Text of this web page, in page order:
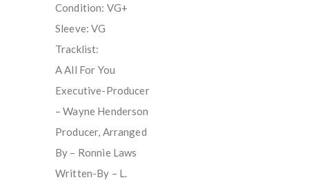
Condition: VG+
Sleeve: VG
Tracklist:
A All For You
Executive-Producer
– Wayne Henderson
Producer, Arranged
By – Ronnie Laws
Written-By – L.